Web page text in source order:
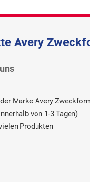
Avery
Marke Avery
von 1-3 Tagen)
Produkten